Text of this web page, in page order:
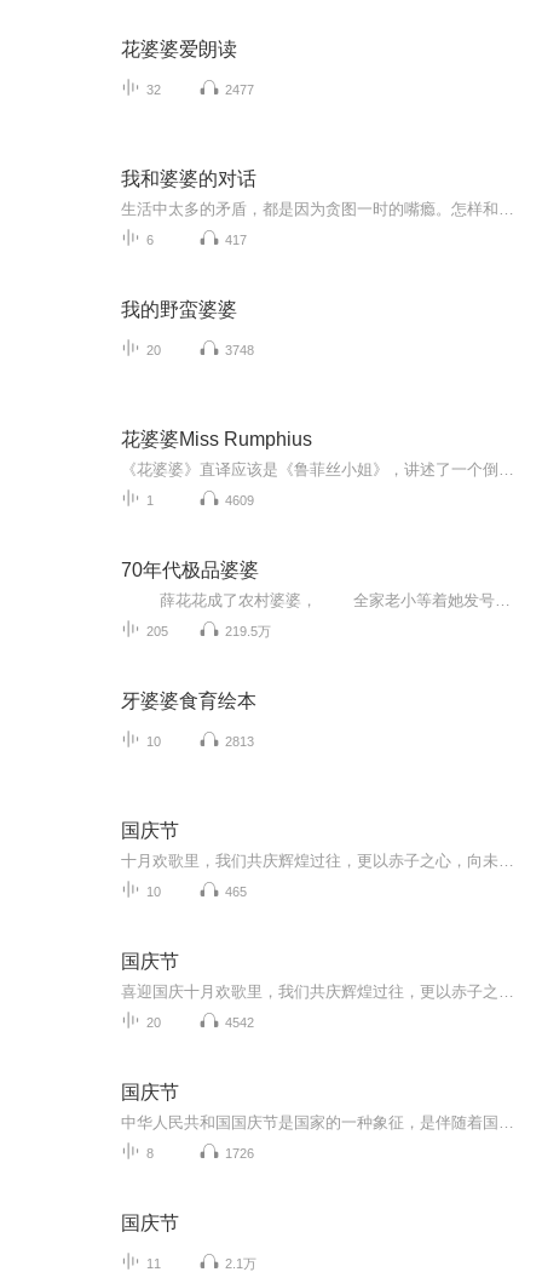
花婆婆爱朗读
32 2477
我和婆婆的对话
6 417
我的野蛮婆婆
20 3748
花婆婆Miss Rumphius
1 4609
70年代极品婆婆
205 219.5万
牙婆婆食育绘本
10 2813
国庆节
10 465
国庆节
20 4542
国庆节
8 1726
国庆节
11 2.1万